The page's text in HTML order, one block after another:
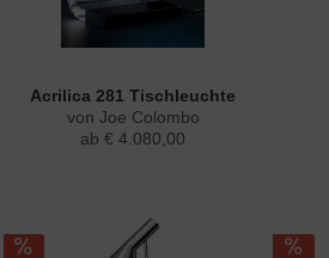
Acrilica 281 Tischleuchte
von Joe Colombo
ab € 4.080,00